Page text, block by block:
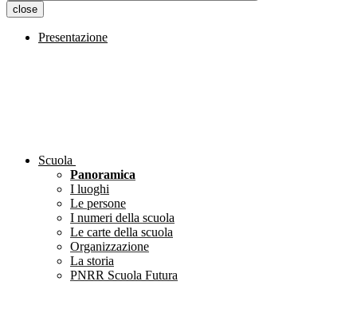
close
Presentazione
Scuola
Panoramica
I luoghi
Le persone
I numeri della scuola
Le carte della scuola
Organizzazione
La storia
PNRR Scuola Futura